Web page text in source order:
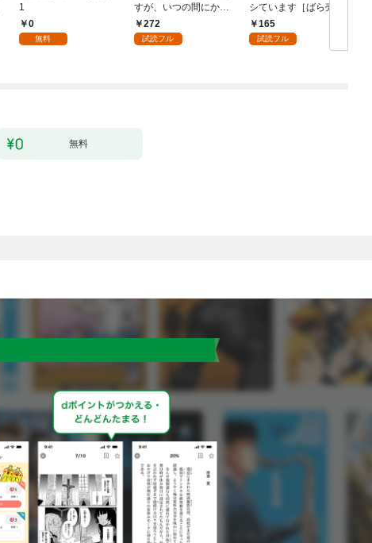
1
0
無料
すが、いつの間にか花
嫁として溺愛されてい
ます【単話】（１）
272
試読フル
シています［ばら売
り］ 第1話
165
試読フル
無料